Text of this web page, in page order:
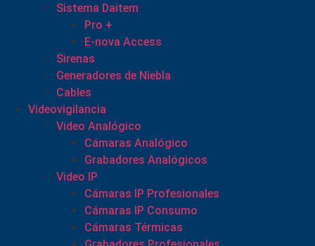
Sistema Daitem
Pro +
E-nova Access
Sirenas
Generadores de Niebla
Cables
Videovigilancia
Video Analógico
Cámaras Analógico
Grabadores Analógicos
Video IP
Cámaras IP Profesionales
Cámaras IP Consumo
Cámaras Térmicas